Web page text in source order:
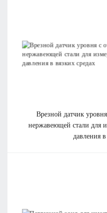
врезной датчик уровня с открытой мембраной из
нержавеющей стали для
давления